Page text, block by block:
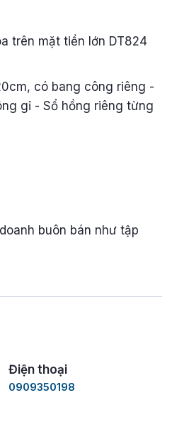
trên mặt tiền lớn DT824
có bang công riêng -
gỉ - Sổ hồng riêng từng
buôn bán như tập
Điện thoại
0909350198